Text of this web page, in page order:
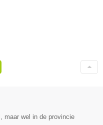
maar wel in de provincie